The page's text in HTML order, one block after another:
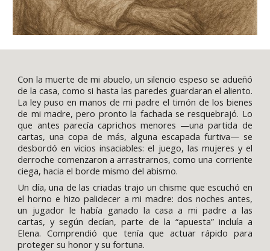
Con la muerte de mi abuelo, un silencio espeso se adueñó
de la casa, como si hasta las paredes guardaran el aliento.
La ley puso en manos de mi padre el timón de los bienes
de mi madre, pero pronto la fachada se resquebrajó. Lo
que antes parecía caprichos menores —una partida de
cartas, una copa de más, alguna escapada furtiva— se
desbordó en vicios insaciables: el juego, las mujeres y el
derroche comenzaron a arrastrarnos, como una corriente
ciega, hacia el borde mismo del abismo.
Un día, una de las criadas trajo un chisme que escuchó en
el horno e hizo palidecer a mi madre: dos noches antes,
un jugador le había ganado la casa a mi padre a las
cartas, y según decían, parte de la “apuesta” incluía a
Elena. Comprendió que tenía que actuar rápido para
proteger su honor y su fortuna.